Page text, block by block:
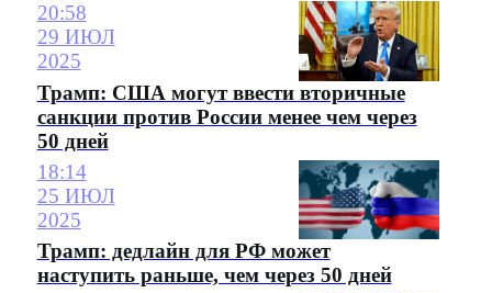
20:58
29 ИЮЛ
2025
Трамп: США могут ввести вторичные
санкции против России менее чем через
50 дней
18:14
25 ИЮЛ
2025
Трамп: дедлайн для РФ может
наступить раньше, чем через 50 дней